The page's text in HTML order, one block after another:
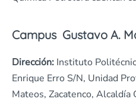
Campus Gustavo A.
Dirección: Instituto
Enrique Erro S/N, Unidad
Mateos, Zacatenco, Alcaldía